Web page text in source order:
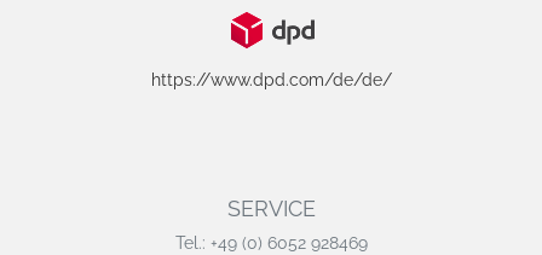
https://www.dpd.com/de/de/
SERVICE
Tel.: +49 (0) 6052 928469